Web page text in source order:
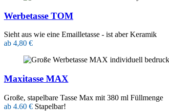
Werbetasse TOM
Sieht aus wie eine Emailletasse - ist aber Keramik
ab 4,80 €
Maxitasse MAX
Große, stapelbare Tasse Max mit 380 ml Füllmenge
ab 4.60 € Stapelbar!